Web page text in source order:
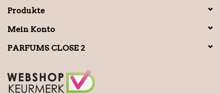
Produkte
Mein Konto
PARFUMS CLOSE 2